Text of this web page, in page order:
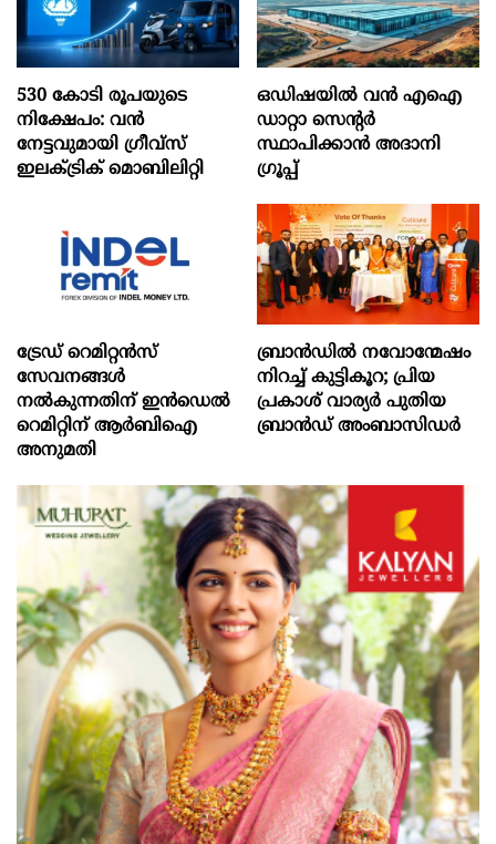
530 കോടി രൂപയുടെ
നിക്ഷേപം: വൻ
നേട്ടവുമായി ഗ്രീവ്സ്
ഇലക്ട്രിക് മൊബിലിറ്റി
ഒഡിഷയില്‍ വന്‍ എഐ
ഡാറ്റാ സെന്റര്‍
സ്ഥാപിക്കാന്‍ അദാനി
ഗ്രൂപ്പ്
ട്രേഡ് റെമിറ്റന്‍സ്
സേവനങ്ങള്‍
നല്‍കുന്നതിന് ഇന്‍ഡെല്‍
റെമിറ്റിന് ആര്‍ബിഐ
അനുമതി
ബ്രാൻഡിൽ നവോന്മേഷം
നിറച്ച് കുട്ടികൂറ; പ്രിയ
പ്രകാശ് വാര്യർ പുതിയ
ബ്രാൻഡ് അംബാസിഡർ